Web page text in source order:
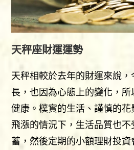
天秤座財運運勢
天秤相較於去年的財運來說
長，也因為心態上的變化，
健康。樸實的生活、謹慎的
飛漲的情況下，生活品質也
蓄，然後定期的小額理財投